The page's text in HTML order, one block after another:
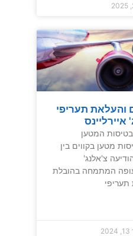
והעלאת תעריפי
המטען
מטען בקווים בין
צ'אלנג'
המתמחה בהובלת